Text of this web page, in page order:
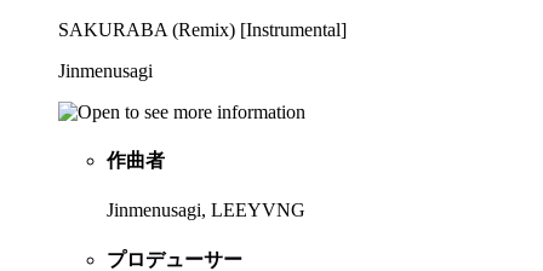
SAKURABA (Remix) [Instrumental]
Jinmenusagi
作曲者
Jinmenusagi, LEEYVNG
プロデューサー